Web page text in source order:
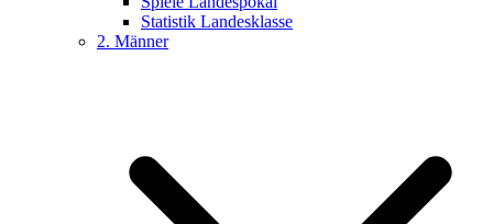
Statistik Landesklasse
2. Männer